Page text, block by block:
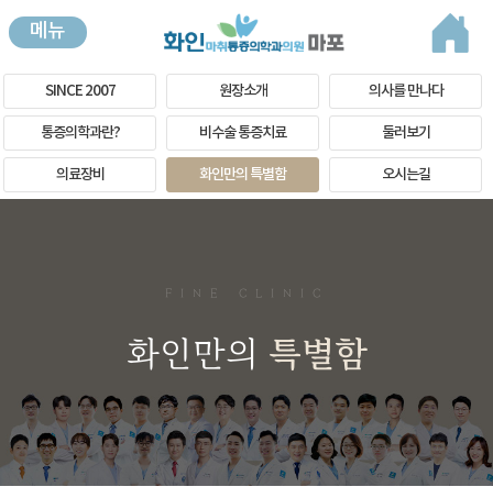
메뉴
SINCE 2007 원장소개 의사를 만나다
통증의학과란? 비수술 통증치료 둘러보기
의료장비 화인만의 특별함 오시는길
FINE CLINIC
화인만의 특별함